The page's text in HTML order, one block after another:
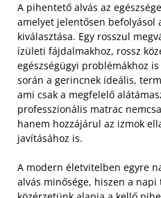
A pihentető alvás az
amelyet jelentősen befolyásol
kiválasztása. Egy rosszul
ízületi fájdalmakhoz, rossz
egészségügyi problémákhoz
során a gerincnek ideális,
ami csak a megfelelő
professzionális matrac
hanem hozzájárul az izmok
javításához is.
A modern életvitelben egyre
alvás minősége, hiszen a